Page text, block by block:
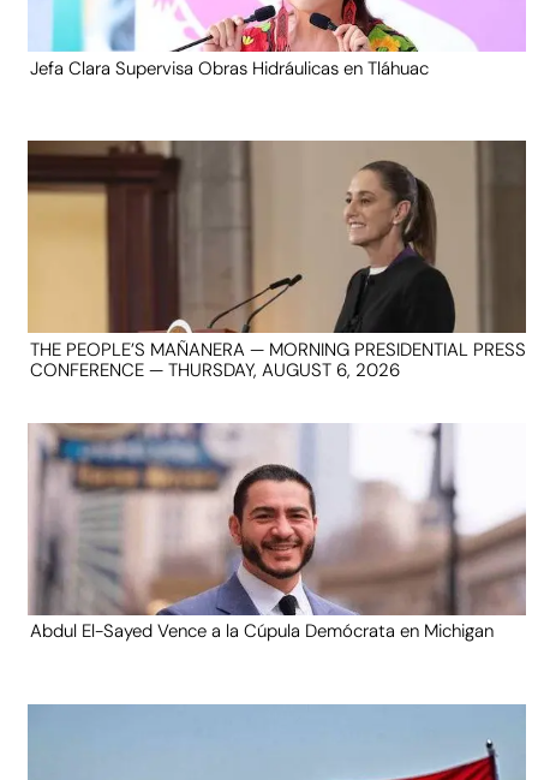
Jefa Clara Supervisa Obras Hidráulicas en Tláhuac
THE PEOPLE’S MAÑANERA — MORNING PRESIDENTIAL PRESS
CONFERENCE — THURSDAY, AUGUST 6, 2026
Abdul El-Sayed Vence a la Cúpula Demócrata en Michigan